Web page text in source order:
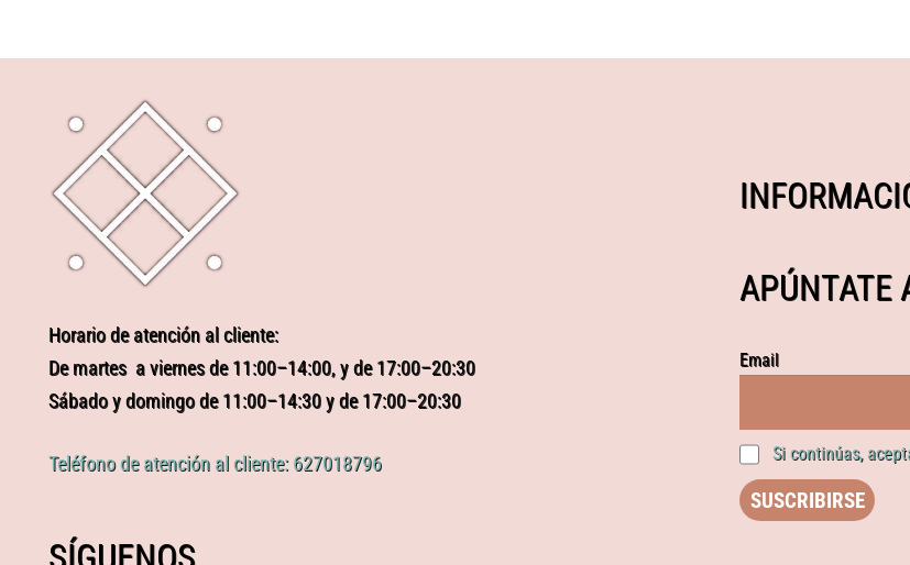
Horario de atención al cliente:
De martes a viernes de 11:00–14:00, y de 17:00–20:30
Sábado y domingo de 11:00–14:30 y de 17:00–20:30
Teléfono de atención al cliente: 627018796
APÚNTATE
Email
Si continúas,